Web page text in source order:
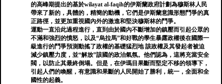
的高峰期提出的基於wilayat al-faqih的伊斯蘭政府計劃為穆斯林人民
帶來了新的，具體的，精簡的動機，它們是伊斯蘭意識形態鬥爭的真
正路徑，並更加重視國內外的激進和堅決穆斯林的鬥爭。
運動一直沿此過程進行，直到由於國內不斷增加的鎮壓而引起公眾的
不滿和強烈的憤怒，以及“烏拉馬”和好戰的學生暴露政權後在國際一
級進行的鬥爭預測動搖了政權的基礎猛烈地 該政權及其發起者被迫
減少鎮壓力度，並“解放”該國的政治氣氛。他們認為，這將充當安全
閥，以防止其最終倒塌。但是，在伊瑪目果斷而堅定不移的領導下，
引起人們的喚醒，有意識和果斷的人民開始了勝利，統一，全面和全
國性的起義。